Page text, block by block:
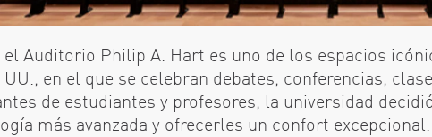
el Auditorio Philip A. Hart es uno de los espacios
UU., en el que se celebran debates, conferencias,
de estudiantes y profesores, la universidad
más avanzada y ofrecerles un confort excepcional.